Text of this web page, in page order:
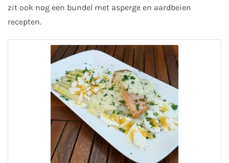
zit ook nog een bundel met asperge en aardbeien
recepten.